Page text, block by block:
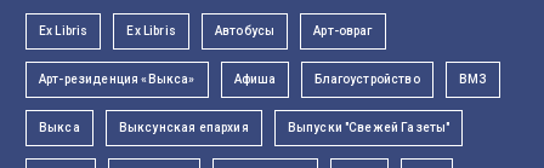
Ex Libris Ex Libris Автобусы Арт-овраг
Арт-резиденция «Выкса» Афиша Благоустройство ВМЗ
Выкса Выксунская епархия Выпуски "Свежей Газеты"